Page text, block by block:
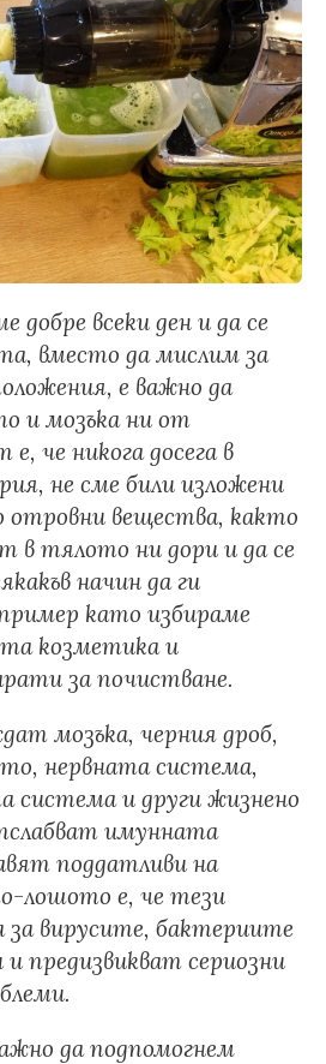
добре всеки ден и да се
вместо да мислим за
е важно да
и мозъка ни от
че никога досега в
не сме били изложени
отровни вещества, както
в тялото ни дори и да се
начин да ги
като избираме
козметика и
за почистване.
мозъка, черния дроб,
нервната система,
система и други жизнено
имунната
поддатливи на
лошото е, че тези
за вирусите, бактериите
предизвикват сериозни
да подпомогнем